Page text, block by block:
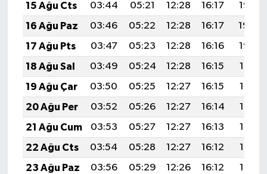
15 Ağu Cts
03:44 05:21 12:28 16:17
19:25
16 Ağu Paz
03:46 05:22 12:28 16:17
19:24
17 Ağu Pts
03:47 05:23 12:28 16:16
19:22
18 Ağu Sal
03:49 05:24 12:28 16:15
19:21
19 Ağu Çar
03:50 05:25 12:27 16:15
19:19
20 Ağu Per
03:52 05:26 12:27 16:14
19:18
21 Ağu Cum
03:53 05:27 12:27 16:13
19:16
22 Ağu Cts
03:54 05:28 12:27 16:12
19:15
23 Ağu Paz
03:56 05:29 12:26 16:12
19:14